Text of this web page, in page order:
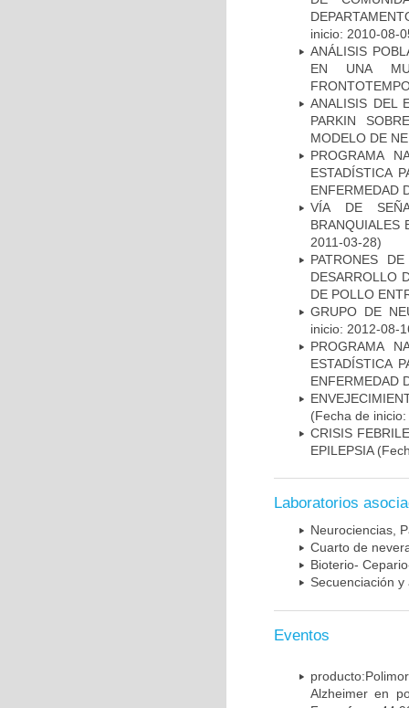
inicio: 2010-08-
ANÁLISIS
EN UNA
ANALISIS DEL
PARKIN
MODELO DE
PROGRAMA
ESTADÍSTICA
ENFERMEDAD
VÍA DE
BRANQUIALES
2011-03-28)
PATRONES
DESARROLLO
DE POLLO
GRUPO DE
inicio: 2012-08-
PROGRAMA
ESTADÍSTICA
ENFERMEDAD
(Fecha de
CRISIS
EPILEPSIA
Laboratorios
Neurociencias,
Cuarto de
Bioterio-
Secuenciación
Eventos
Alzheimer en